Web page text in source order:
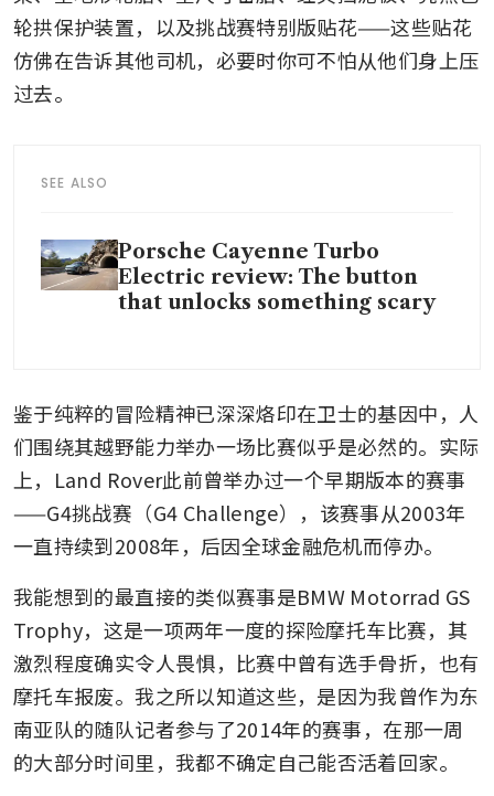
轮拱保护装置，以及挑战赛特别版贴花——这些贴花
仿佛在告诉其他司机，必要时你可不怕从他们身上压
过去。
SEE ALSO
Porsche Cayenne Turbo
Electric review: The button
that unlocks something scary
鉴于纯粹的冒险精神已深深烙印在卫士的基因中，人
们围绕其越野能力举办一场比赛似乎是必然的。实际
上，Land Rover此前曾举办过一个早期版本的赛事
——G4挑战赛（G4 Challenge），该赛事从2003年
一直持续到2008年，后因全球金融危机而停办。
我能想到的最直接的类似赛事是BMW Motorrad GS
Trophy，这是一项两年一度的探险摩托车比赛，其
激烈程度确实令人畏惧，比赛中曾有选手骨折，也有
摩托车报废。我之所以知道这些，是因为我曾作为东
南亚队的随队记者参与了2014年的赛事，在那一周
的大部分时间里，我都不确定自己能否活着回家。